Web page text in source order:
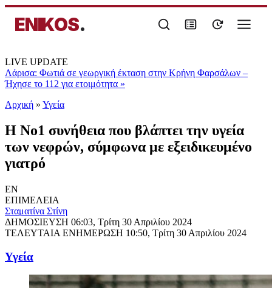
ENIKOS.
LIVE UPDATE
Λάρισα: Φωτιά σε γεωργική έκταση στην Κρήνη Φαρσάλων –
Ήχησε το 112 για ετοιμότητα »
Αρχική » Υγεία
Η Νο1 συνήθεια που βλάπτει την υγεία
των νεφρών, σύμφωνα με εξειδικευμένο
γιατρό
EN
ΕΠΙΜΕΛΕΙΑ
Σταματίνα Στίνη
ΔΗΜΟΣΙΕΥΣΗ 06:03, Τρίτη 30 Απριλίου 2024
ΤΕΛΕΥΤΑΙΑ ΕΝΗΜΕΡΩΣΗ 10:50, Τρίτη 30 Απριλίου 2024
Υγεία